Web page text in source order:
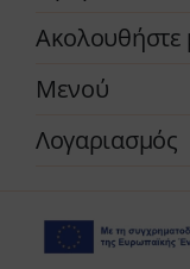
Ακολουθήστε
Μενού
Λογαριασμός